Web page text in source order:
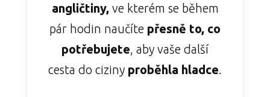
angličtiny, ve kterém se během
pár hodin naučíte přesně to, co
potřebujete, aby vaše další
cesta do ciziny proběhla hladce.